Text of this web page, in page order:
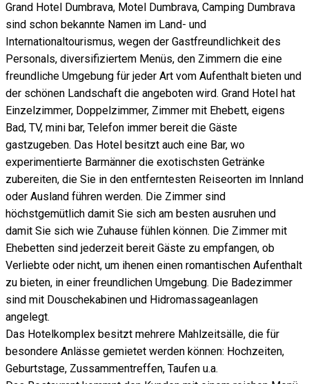
Grand Hotel Dumbrava, Motel Dumbrava, Camping Dumbrava
sind schon bekannte Namen im Land- und
Internationaltourismus, wegen der Gastfreundlichkeit des
Personals, diversifiziertem Menüs, den Zimmern die eine
freundliche Umgebung für jeder Art vom Aufenthalt bieten und
der schönen Landschaft die angeboten wird. Grand Hotel hat
Einzelzimmer, Doppelzimmer, Zimmer mit Ehebett, eigens
Bad, TV, mini bar, Telefon immer bereit die Gäste
gastzugeben. Das Hotel besitzt auch eine Bar, wo
experimentierte Barmänner die exotischsten Getränke
zubereiten, die Sie in den entferntesten Reiseorten im Innland
oder Ausland führen werden. Die Zimmer sind
höchstgemütlich damit Sie sich am besten ausruhen und
damit Sie sich wie Zuhause fühlen können. Die Zimmer mit
Ehebetten sind jederzeit bereit Gäste zu empfangen, ob
Verliebte oder nicht, um ihenen einen romantischen Aufenthalt
zu bieten, in einer freundlichen Umgebung. Die Badezimmer
sind mit Douschekabinen und Hidromassageanlagen
angelegt.
Das Hotelkomplex besitzt mehrere Mahlzeitsälle, die für
besondere Anlässe gemietet werden können: Hochzeiten,
Geburtstage, Zussammentreffen, Taufen u.a.